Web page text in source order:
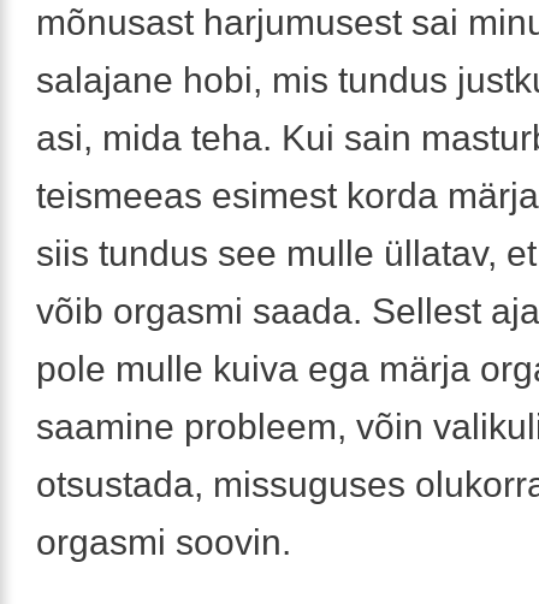
mõnusast harjumusest sai
salajane hobi, mis tundus
asi, mida teha. Kui sain
teismeeas esimest korda
siis tundus see mulle üllatav,
võib orgasmi saada. Sellest
pole mulle kuiva ega märja
saamine probleem, võin
otsustada, missuguses
orgasmi soovin.